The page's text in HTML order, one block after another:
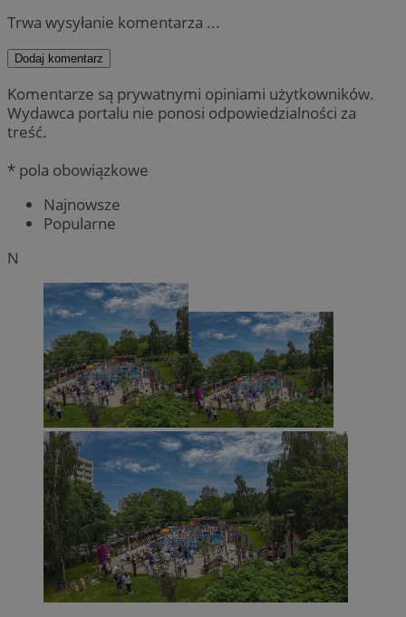
Trwa wysyłanie komentarza ...
Dodaj komentarz
Komentarze są prywatnymi opiniami użytkowników.
Wydawca portalu nie ponosi odpowiedzialności za
treść.
* pola obowiązkowe
Najnowsze
Popularne
N